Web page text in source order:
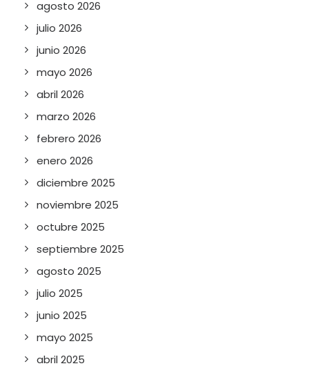
agosto 2026
julio 2026
junio 2026
mayo 2026
abril 2026
marzo 2026
febrero 2026
enero 2026
diciembre 2025
noviembre 2025
octubre 2025
septiembre 2025
agosto 2025
julio 2025
junio 2025
mayo 2025
abril 2025